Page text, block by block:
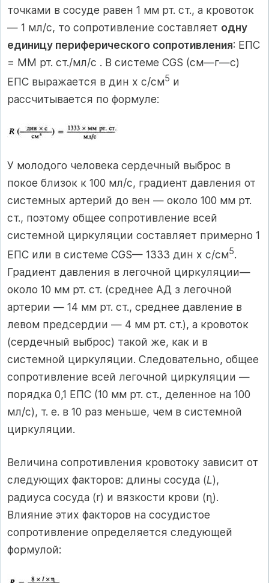
точками в сосуде равен 1 мм рт. ст., а кровоток
— 1 мл/с, то сопротивление составляет одну
единицу периферического сопротивления: ЕПС
= ММ рт. ст./мл/с . В системе CGS (см—г—с)
ЕПС выражается в дин х с/см5 и
рассчитывается по формуле:
У молодого человека сердечный выброс в
покое близок к 100 мл/с, градиент давления от
системных артерий до вен — около 100 мм рт.
ст., поэтому общее сопротивление всей
системной циркуляции составляет примерно 1
ЕПС или в системе CGS— 1333 дин х с/см5.
Градиент давления в легочной циркуляции—
около 10 мм рт. ст. (среднее АД з легочной
артерии — 14 мм рт. ст., среднее давление в
левом предсердии — 4 мм рт. ст.), а кровоток
(сердечный выброс) такой же, как и в
системной циркуляции. Следовательно, общее
сопротивление всей легочной циркуляции —
порядка 0,1 ЕПС (10 мм рт. ст., деленное на 100
мл/с), т. е. в 10 раз меньше, чем в системной
циркуляции.
Величина сопротивления кровотоку зависит от
следующих факторов: длины сосуда (L),
радиуса сосуда (r) и вязкости крови (ɳ).
Влияние этих факторов на сосудистое
сопротивление определяется следующей
формулой: